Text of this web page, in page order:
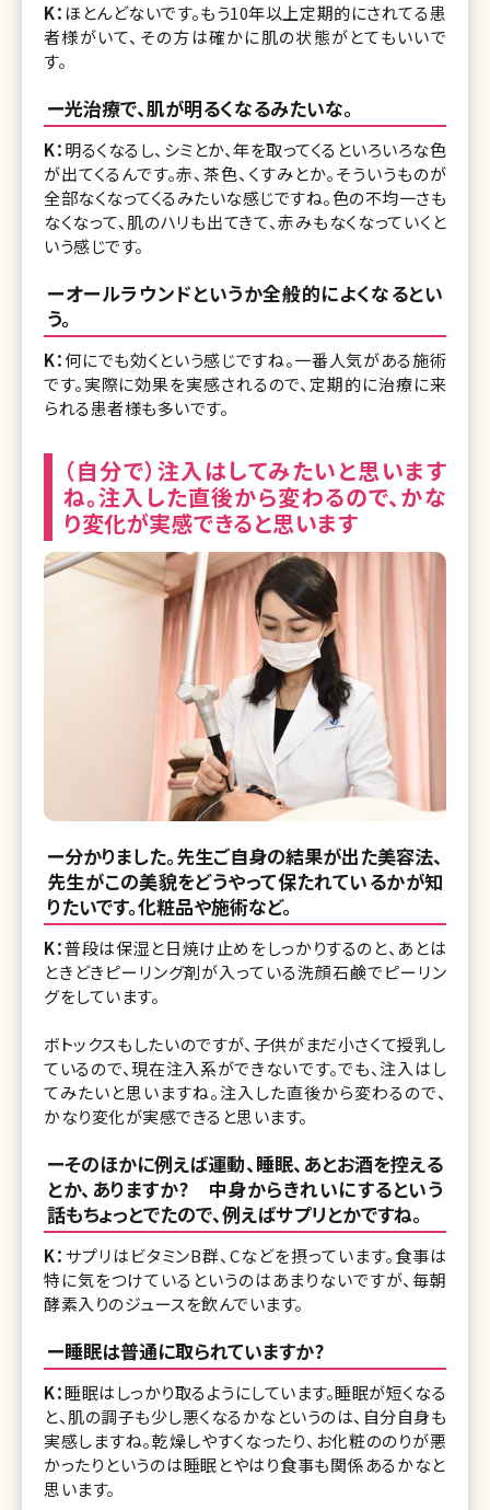
K： ほとんどないです。もう10年以上定期的にされてる患
者様がいて、その方は確かに肌の状態がとてもいいで
す。
ー光治療で、肌が明るくなるみたいな。
K：明るくなるし、シミとか、年を取ってくるといろいろな色
が出てくるんです。赤、茶色、くすみとか。そういうものが
全部なくなってくるみたいな感じですね。色の不均一さも
なくなって、肌のハリも出てきて、赤みもなくなっていくと
いう感じです。
ーオールラウンドというか全般的によくなるとい
う。
K：何にでも効くという感じですね。一番人気がある施術
です。実際に効果を実感されるので、定期的に治療に来
られる患者様も多いです。
（自分で）注入はしてみたいと思います
ね。注入した直後から変わるので、かな
り変化が実感できると思います
ー分かりました。先生ご自身の結果が出た美容法、
先生がこの美貌をどうやって保たれているかが知
りたいです。化粧品や施術など。
K：普段は保湿と日焼け止めをしっかりするのと、あとは
ときどきピーリング剤が入っている洗顔石鹸でピーリン
グをしています。
ボトックスもしたいのですが、子供がまだ小さくて授乳し
ているので、現在注入系ができないです。でも、注入はし
てみたいと思いますね。注入した直後から変わるので、
かなり変化が実感できると思います。
ーそのほかに例えば運動、睡眠、あとお酒を控える
とか、ありますか? 中身からきれいにするという
話もちょっとでたので、例えばサプリとかですね。
K： サプリはビタミンB群、Cなどを摂っています。食事は
特に気をつけているというのはあまりないですが、毎朝
酵素入りのジュースを飲んでいます。
ー睡眠は普通に取られていますか?
K：睡眠はしっかり取るようにしています。睡眠が短くなる
と、肌の調子も少し悪くなるかなというのは、自分自身も
実感しますね。乾燥しやすくなったり、お化粧ののりが悪
かったりというのは睡眠とやはり食事も関係あるかなと
思います。